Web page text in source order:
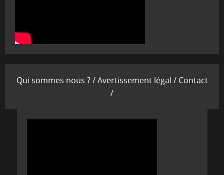
Qui sommes nous ? /Avertissement légal / Contact
/